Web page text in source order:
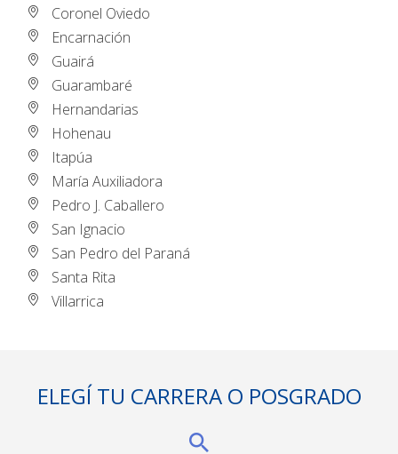
Coronel Oviedo
Encarnación
Guairá
Guarambaré
Hernandarias
Hohenau
Itapúa
María Auxiliadora
Pedro J. Caballero
San Ignacio
San Pedro del Paraná
Santa Rita
Villarrica
ELEGÍ TU CARRERA O POSGRADO